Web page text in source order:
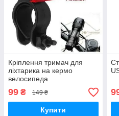
Кріплення тримач для
ліхтарика на кермо
велосипеда
99 ₴ 149 ₴
Купити